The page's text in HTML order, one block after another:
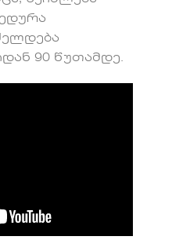
90 წუთამდე.